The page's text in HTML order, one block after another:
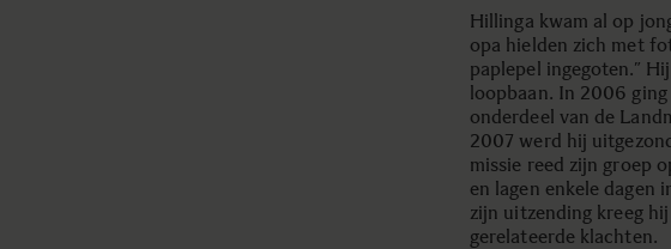
Hillinga kwam al op
opa hielden zich met
paplepel ingegoten.”
loopbaan. In 2006
onderdeel van de
2007 werd hij
missie reed zijn groep
en lagen enkele dagen
zijn uitzending kreeg
gerelateerde klachten.